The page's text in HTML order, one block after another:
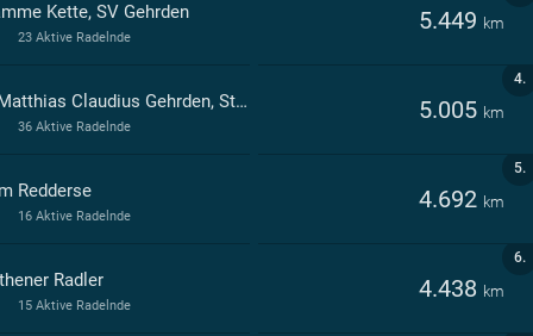
Kette, SV Gehrden 5.449 km
23 Aktive Radelnde
4.
GY Matthias Claudius Gehrden, Stadt 5.005 km
36 Aktive Radelnde
5.
Redderse 4.692 km
16 Aktive Radelnde
6.
Radler 4.438 km
15 Aktive Radelnde